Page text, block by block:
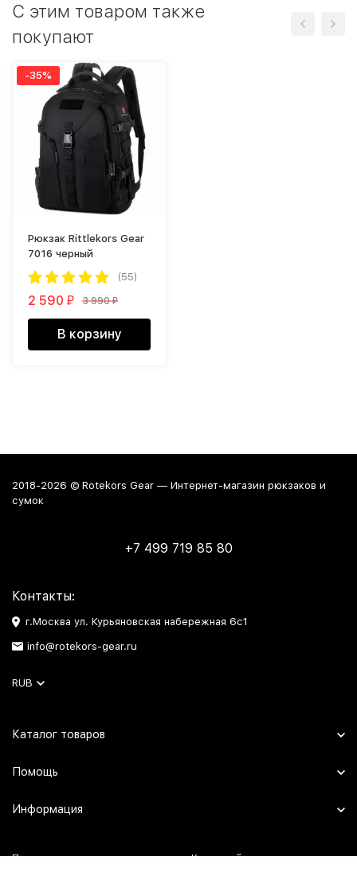
С этим товаром также
покупают
-35%
Рюкзак Rittlekors Gear
7016 черный
(55)
2 590 ₽ 3 990₽
В корзину
2018-2026 © Rotekors Gear — Интернет-магазин рюкзаков и
сумок
+7 499 719 85 80
Контакты:
г.Москва ул. Курьяновская набережная 6с1
info@rotekors-gear.ru
RUB
Каталог товаров
Помощь
Информация
Политика персональных данных Карта сайта